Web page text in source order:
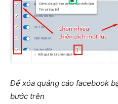
Để xóa quảng cáo facebook
bước trên